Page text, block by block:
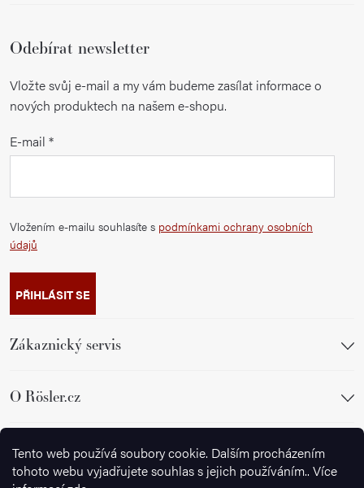
Tento web používá soubory cookie. Dalším procházením
tohoto webu vyjadřujete souhlas s jejich používáním.. Více
Odebírat newsletter
Vložte svůj e-mail a my vám budeme zasílat informace o
nových produktech na našem e-shopu.
E-mail
Vložením e-mailu souhlasíte s podmínkami ochrany osobních
údajů
PŘIHLÁSIT SE
Zákaznický servis
O Rösler.cz
Sledujte nás